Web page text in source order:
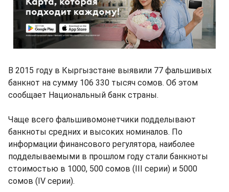
В 2015 году в Кыргызстане выявили 77 фальшивых
банкнот на сумму 106 330 тысяч сомов. Об этом
сообщает Национальный банк страны.
Чаще всего фальшивомонетчики подделывают
банкноты средних и высоких номиналов. По
информации финансового регулятора, наиболее
подделываемыми в прошлом году стали банкноты
стоимостью в 1000, 500 сомов (III серии) и 5000
сомов (IV серии).